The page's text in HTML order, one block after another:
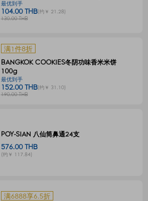
最优到手
104.00 THB(约￥ 21.28)
130.00 THB
满1件8折
BANGKOK COOKIES冬阴功味香米米饼
100g
最优到手
152.00 THB(约￥ 31.10)
190.00 THB
POY-SIAN 八仙筒鼻通24支
576.00 THB
(约￥ 117.84)
满6888享6.5折